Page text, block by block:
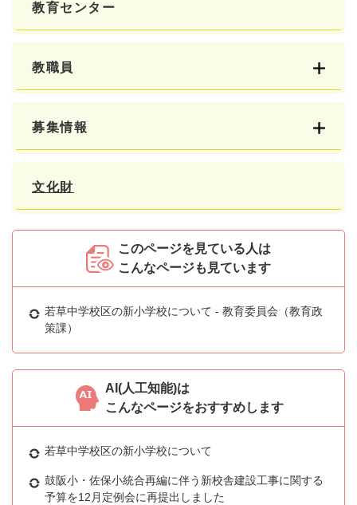
教育センター
教職員
募集情報
文化財
このページを見ている人は
こんなページも見ています
若草中学校区の新小学校について - 教育委員会（教育政
策課）
AI(人工知能)は
こんなページをおすすめします
若草中学校区の新小学校について
鼓阪小・佐保小統合再編に伴う新校舎建設工事に関する
予算を12月定例会に再提出しました